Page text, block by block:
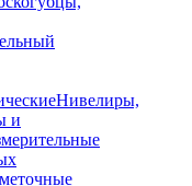
Нивелиры,
и